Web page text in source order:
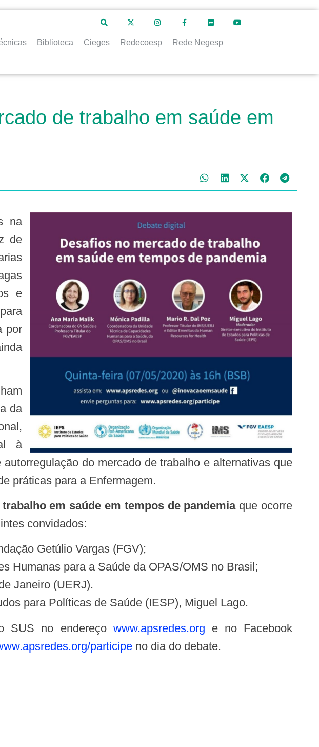
Biblioteca Cieges Redecoesp Rede Negesp
de trabalho em saúde em
de
e
por
da
à
do mercado de trabalho e alternativas que
práticas para a Enfermagem.
em saúde em tempos de pandemiaque ocorre
convidados:
Getúlio Vargas (FGV);
Humanas para a Saúde da OPAS/OMS no Brasil;
Janeiro (UERJ).
para Políticas de Saúde (IESP), Miguel Lago.
SUS no endereço www.apsredes.org e no Facebook
participe no dia do debate.